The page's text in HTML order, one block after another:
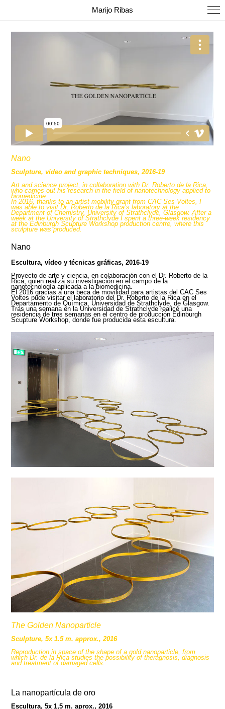
Marijo Ribas
Nano
Sculpture, video and graphic techniques, 2016-19
Art and science project, in collaboration with Dr. Roberto de la Rica,
who carries out his research in the field of nanotechnology applied to
biomedicine.
In 2016, thanks to an artist mobility grant from CAC Ses Voltes, I
was able to visit Dr. Roberto de la Rica’s laboratory at the
Department of Chemistry, University of Strathclyde, Glasgow. After a
week at the University of Strathclyde I spent a three-week residency
at the Edinburgh Scupture Workshop production centre, where this
sculpture was produced.
Nano
Escultura, vídeo y técnicas gráficas, 2016-19
Proyecto de arte y ciencia, en colaboración con el Dr. Roberto de la
Rica, quien realiza su investigación en el campo de la
nanotecnología aplicada a la biomedicina.
El 2016 gracias a una beca de movilidad para artistas del CAC Ses
Voltes pude visitar el laboratorio del Dr. Roberto de la Rica en el
Departamento de Química, Universidad de Strathclyde, de Glasgow.
Tras una semana en la Universidad de Strathclyde realicé una
residencia de tres semanas en el centro de producción Edinburgh
Scupture Workshop, donde fue producida esta escultura.
The Golden Nanoparticle
Sculpture, 5x 1.5 m. approx., 2016
Reproduction in space of the shape of a gold nanoparticle, from
which Dr. de la Rica studies the possibility of theragnosis, diagnosis
and treatment of damaged cells.
La nanopartícula de oro
Escultura, 5x 1,5 m. aprox., 2016